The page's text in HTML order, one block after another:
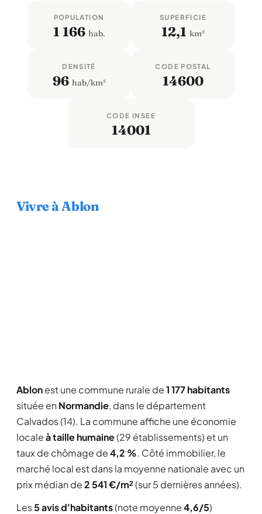
POPULATION
1 166 hab.
SUPERFICIE
12,1 km²
DENSITÉ
96 hab/km²
CODE POSTAL
14600
CODE INSEE
14001
Vivre à Ablon
Ablonest une commune rurale de1 177 habitants
située en Normandie, dans le département
Calvados (14). La commune affiche une économie
localeà taille humaine(29 établissements) et un
taux de chômage de4,2 %. Côté immobilier, le
marché local est dans la moyenne nationale avec un
prix médian de2 541 €/m²(sur 5 dernières années).
Les5 avis d'habitants(note moyenne4,6/5)